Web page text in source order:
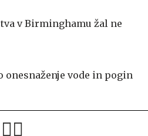
v Birminghamu žal ne
onesnaženje vode in pogin